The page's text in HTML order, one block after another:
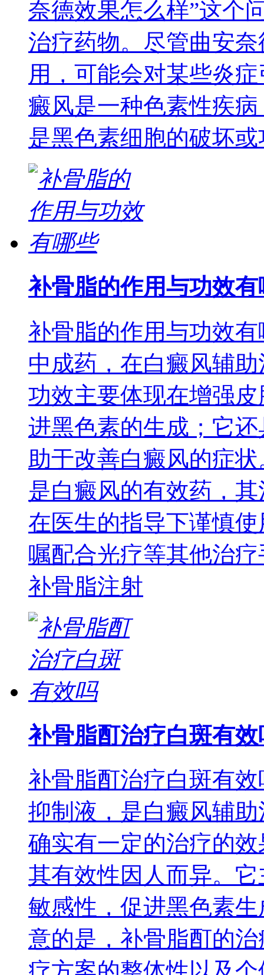
奈德效果怎么样”这个
治疗药物。尽管曲安
用，可能会对某些炎
癜风是一种色素性疾
是黑色素细胞的破坏
补骨脂的作用与功效有
补骨脂的作用与功效
中成药，在白癜风辅
功效主要体现在增强
进黑色素的生成；它
助于改善白癜风的症
是白癜风的有效药，
在医生的指导下谨慎
嘱配合光疗等其他治
补骨脂注射
补骨脂酊治疗白斑有效
补骨脂酊治疗白斑有
抑制液，是白癜风辅
确实有一定的治疗的
其有效性因人而异。
敏感性，促进黑色素
意的是，补骨脂酊的